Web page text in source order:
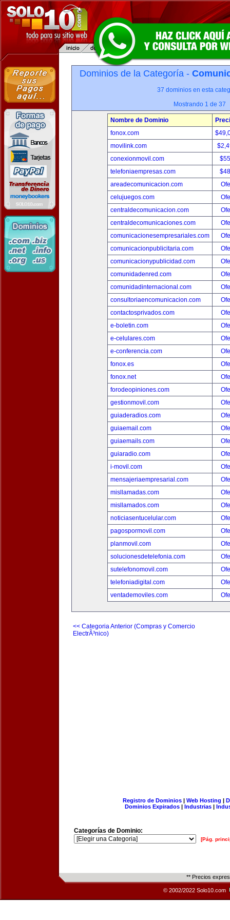
Dominios de la Categoría -
37 dominios en esta
Mostrando 1 de 37
Nombre de Dominio
fonox.com
movilink.com
conexionmovil.com
telefoniaempresas.com
areadecomunicacion.com
celujuegos.com
centraldecomunicacion.com
centraldecomunicaciones.com
comunicacionesempresariales.com
comunicacionpublicitaria.com
comunicacionypublicidad.com
comunidadenred.com
comunidadinternacional.com
consultoriaencomunicacion.com
contactosprivados.com
e-boletin.com
e-celulares.com
e-conferencia.com
fonox.es
fonox.net
forodeopiniones.com
gestionmovil.com
guiaderadios.com
guiaemail.com
guiaemails.com
guiaradio.com
i-movil.com
mensajeriaempresarial.com
misllamadas.com
misllamados.com
noticiasentucelular.com
pagospormovil.com
planmovil.com
solucionesdetelefonia.com
sutelefonomovil.com
telefoniadigital.com
ventademoviles.com
<< Categoria Anterior (Compras y Comercio
ElectrÃ³nico)
Registro de Dominios| Web Hosting |
Dominios Expirados | Industrias |
Categorías de Dominio:
[Pág.
** Precios
© 2002/2022 Solo10.com